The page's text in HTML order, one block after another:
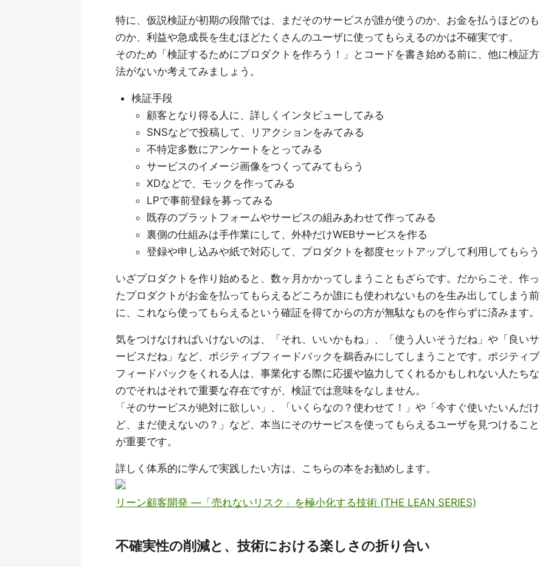
特に、仮説検証が初期の段階では、まだそのサービスが誰が使うのか、お金を払うほどのも
のか、利益や急成長を生むほどたくさんのユーザに使ってもらえるのかは不確実です。
そのため「検証するためにプロダクトを作ろう！」とコードを書き始める前に、他に検証方
法がないか考えてみましょう。
検証手段
顧客となり得る人に、詳しくインタビューしてみる
SNSなどで投稿して、リアクションをみてみる
不特定多数にアンケートをとってみる
サービスのイメージ画像をつくってみてもらう
XDなどで、モックを作ってみる
LPで事前登録を募ってみる
既存のプラットフォームやサービスの組みあわせて作ってみる
裏側の仕組みは手作業にして、外枠だけWEBサービスを作る
登録や申し込みや紙で対応して、プロダクトを都度セットアップして利用してもらう
いざプロダクトを作り始めると、数ヶ月かかってしまうこともざらです。だからこそ、作っ
たプロダクトがお金を払ってもらえるどころか誰にも使われないものを生み出してしまう前
に、これなら使ってもらえるという確証を得てからの方が無駄なものを作らずに済みます。
気をつけなければいけないのは、「それ、いいかもね」、「使う人いそうだね」や「良いサ
ービスだね」など、ポジティブフィードバックを鵜呑みにしてしまうことです。ポジティブ
フィードバックをくれる人は、事業化する際に応援や協力してくれるかもしれない人たちな
のでそれはそれで重要な存在ですが、検証では意味をなしません。
「そのサービスが絶対に欲しい」、「いくらなの？使わせて！」や「今すぐ使いたいんだけ
ど、まだ使えないの？」など、本当にそのサービスを使ってもらえるユーザを見つけること
が重要です。
詳しく体系的に学んで実践したい方は、こちらの本をお勧めします。
リーン顧客開発 ―「売れないリスク」を極小化する技術 (THE LEAN SERIES)
不確実性の削減と、技術における楽しさの折り合い